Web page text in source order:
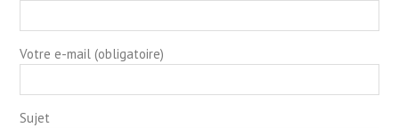
Votre e-mail (obligatoire)
Sujet